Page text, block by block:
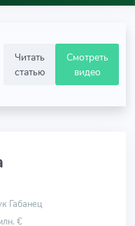
Читать
статью
Смотреть
видео
Габанец
€